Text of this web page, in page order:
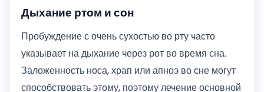
Дыхание ртом и сон
Пробуждение с очень сухостью во рту часто
указывает на дыхание через рот во время сна.
Заложенность носа, храп или апноэ во сне могут
способствовать этому, поэтому лечение основной